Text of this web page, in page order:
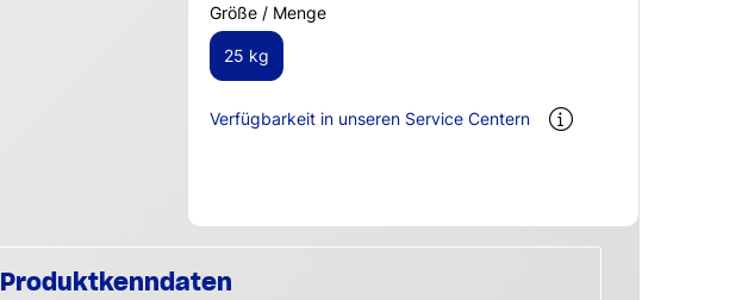
Größe / Menge
25 kg
Verfügbarkeit in unseren Service Centern
Produktkenndaten